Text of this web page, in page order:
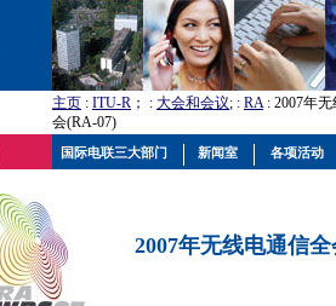
主页 : ITU-R ； : 大会和会议; : RA: 2007年
会(RA-07)
2007年无线电通信
国际电联三大部门 新闻室 各项活动